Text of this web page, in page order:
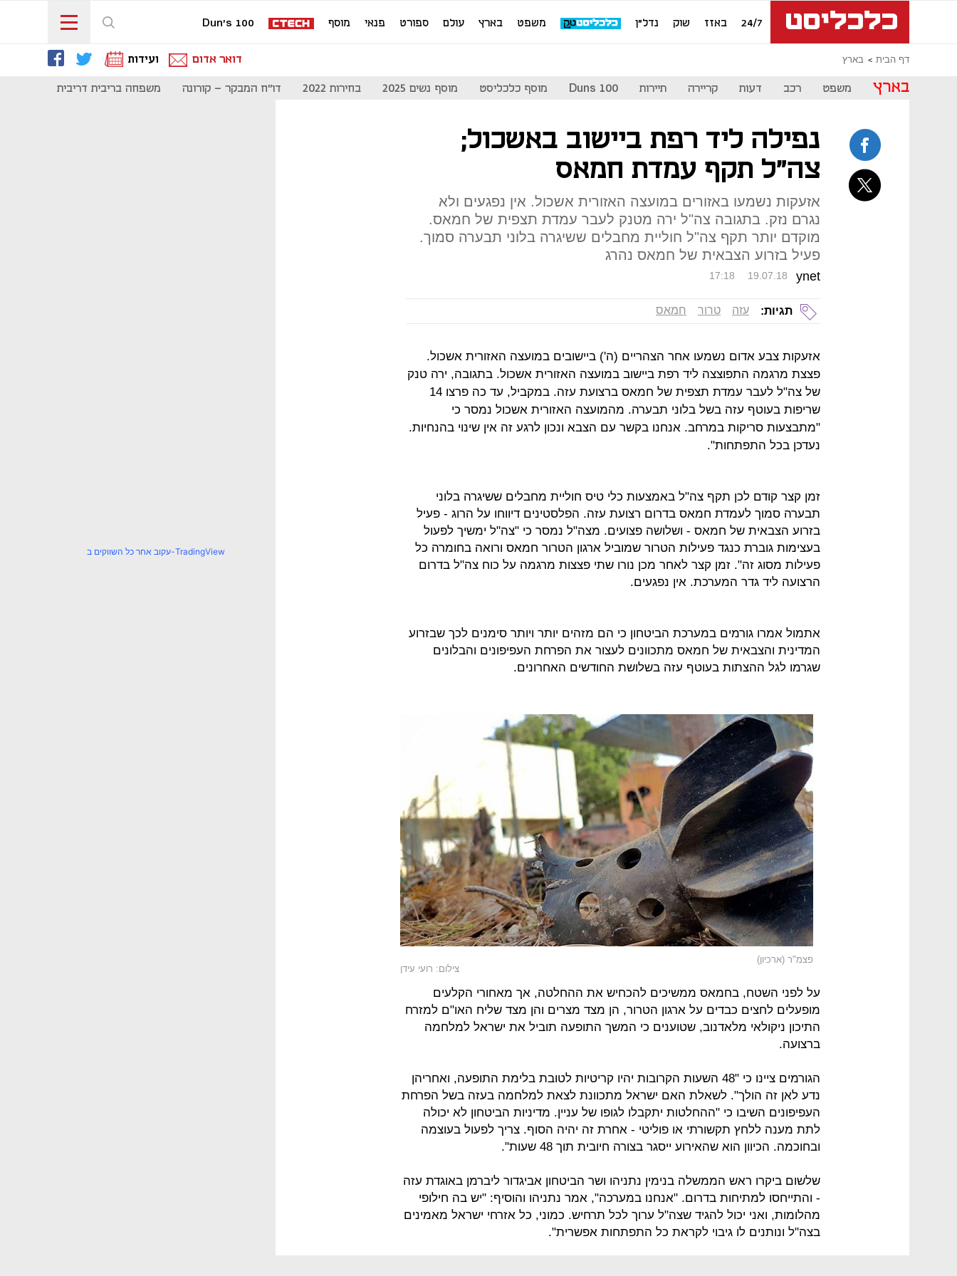
24/7 באזז שוק נדל"ן משפט בארץ עולם ספורט פנאי מוסף Dun's 100
דף הבית בארץ דואר אדום ועידות
בארץ משפט רכב דעות קריירה תיירות Duns 100 מוסף כלכליסט מוסף נשים 2025 בחירות 2022 דו"ח המבקר - קורונה משפחה בריבית דריבית
נפילה ליד רפת ביישוב באשכול;
צה"ל תקף עמדת חמאס
אזעקות נשמעו באזורים במועצה האזורית אשכול. אין נפגעים ולא
נגרם נזק. בתגובה צה"ל ירה מטנק לעבר עמדת תצפית של חמאס.
מוקדם יותר תקף צה"ל חוליית מחבלים ששיגרה בלוני תבערה סמוך.
פעיל בזרוע הצבאית של חמאס נהרג
ynet
17:18 19.07.18
תגיות: עזה טרור חמאס
אזעקות צבע אדום נשמעו אחר הצהריים (ה') ביישובים במועצה האזורית אשכול.
פצצת מרגמה התפוצצה ליד רפת ביישוב במועצה האזורית אשכול. בתגובה, ירה טנק
של צה"ל לעבר עמדת תצפית של חמאס ברצועת עזה. במקביל, עד כה פרצו 14
שריפות בעוטף עזה בשל בלוני תבערה. מהמועצה האזורית אשכול נמסר כי
"מתבצעות סריקות במרחב. אנחנו בקשר עם הצבא ונכון לרגע זה אין שינוי בהנחיות.
נעדכן בכל התפתחות".
זמן קצר קודם לכן תקף צה"ל באמצעות כלי טיס חוליית מחבלים ששיגרה בלוני
תבערה סמוך לעמדת חמאס בדרום רצועת עזה. הפלסטינים דיווחו על הרוג - פעיל
בזרוע הצבאית של חמאס - ושלושה פצועים. מצה"ל נמסר כי "צה"ל ימשיך לפעול
בעצימות גוברת כנגד פעילות הטרור שמוביל ארגון הטרור חמאס ורואה בחומרה כל
פעילות מסוג זה". זמן קצר לאחר מכן נורו שתי פצצות מרגמה על כוח צה"ל בדרום
הרצועה ליד גדר המערכת. אין נפגעים.
אתמול אמרו גורמים במערכת הביטחון כי הם מזהים יותר ויותר סימנים לכך שבזרוע
המדינית והצבאית של חמאס מתכוונים לעצור את הפרחת העפיפונים והבלונים
שגרמו לגל ההצתות בעוטף עזה בשלושת החודשים האחרונים.
פצמ"ר (ארכיון)
צילום: רועי עידן
על לפני השטח, בחמאס ממשיכים להכחיש את ההחלטה, אך מאחורי הקלעים
מופעלים לחצים כבדים על ארגון הטרור, הן מצד מצרים והן מצד שליח האו"ם למזרח
התיכון ניקולאי מלאדנוב, שטוענים כי המשך התופעה תוביל את ישראל למלחמה
ברצועה.
הגורמים ציינו כי "48 השעות הקרובות יהיו קריטיות לטובת בלימת התופעה, ואחריהן
נדע לאן זה הולך". לשאלת האם ישראל מתכוונת לצאת למלחמה בעזה בשל הפרחת
העפיפונים השיבו כי "ההחלטות יתקבלו לגופו של עניין. מדיניות הביטחון לא יכולה
לתת מענה ללחץ תקשורתי או פוליטי - אחרת זה יהיה הסוף. צריך לפעול בעוצמה
ובחוכמה. הכיוון הוא שהאירוע ייסגר בצורה חיובית תוך 48 שעות".
שלשום ביקרו ראש הממשלה בנימין נתניהו ושר הביטחון אביגדור ליברמן באוגדת עזה
- והתייחסו למתיחות בדרום. "אנחנו במערכה", אמר נתניהו והוסיף: "יש בה חילופי
מהלומות, ואני יכול להגיד שצה"ל ערוך לכל תרחיש. כמוני, כל אזרחי ישראל מאמינים
בצה"ל ונותנים לו גיבוי לקראת כל התפתחות אפשרית".
עקוב אחר כל השווקים ב-TradingView